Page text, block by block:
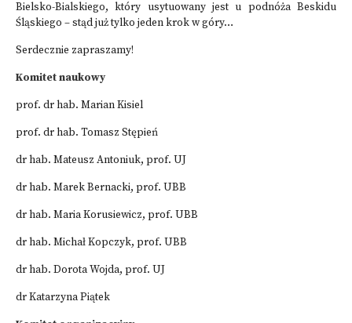
Bielsko-Bialskiego, który usytuowany jest u podnóża Beskidu
Śląskiego – stąd już tylko jeden krok w góry…
Serdecznie zapraszamy!
Komitet naukowy
prof. dr hab. Marian Kisiel
prof. dr hab. Tomasz Stępień
dr hab. Mateusz Antoniuk, prof. UJ
dr hab. Marek Bernacki, prof. UBB
dr hab. Maria Korusiewicz, prof. UBB
dr hab. Michał Kopczyk, prof. UBB
dr hab. Dorota Wojda, prof. UJ
dr Katarzyna Piątek